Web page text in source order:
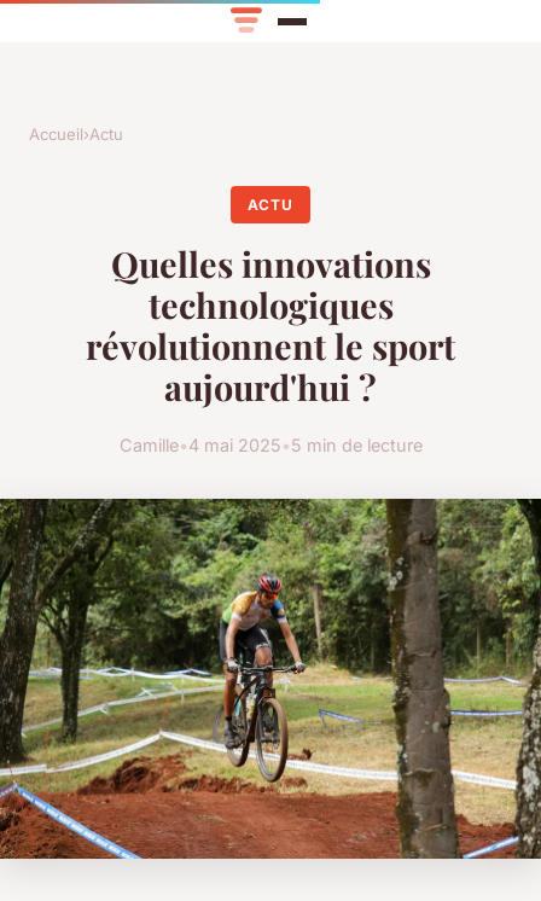
Accueil›Actu
ACTU
Quelles innovations
technologiques
révolutionnent le sport
aujourd'hui ?
Camille•4 mai 2025•5 min de lecture